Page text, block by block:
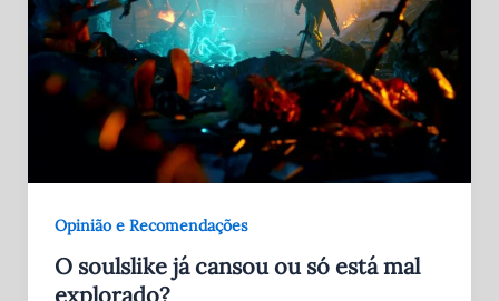
Opinião e Recomendações
O soulslike já cansou ou só está mal
explorado?